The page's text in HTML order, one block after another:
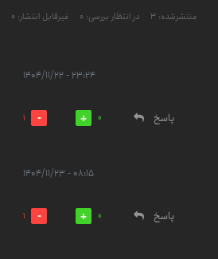
منتشرشده: 3 در انتظار بررسی: 0 غیرقابل انتشار: 0
۲۳:۲۴ - ۱۴۰۴/۱۱/۲۲
پاسخ
0
1
۰۸:۱۵ - ۱۴۰۴/۱۱/۲۳
پاسخ
0
1